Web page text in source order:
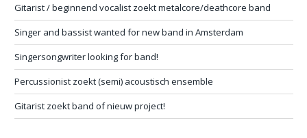
Gitarist / beginnend vocalist zoekt metalcore/deathcore band
Singer and bassist wanted for new band in Amsterdam
Singersongwriter looking for band!
Percussionist zoekt (semi) acoustisch ensemble
Gitarist zoekt band of nieuw project!